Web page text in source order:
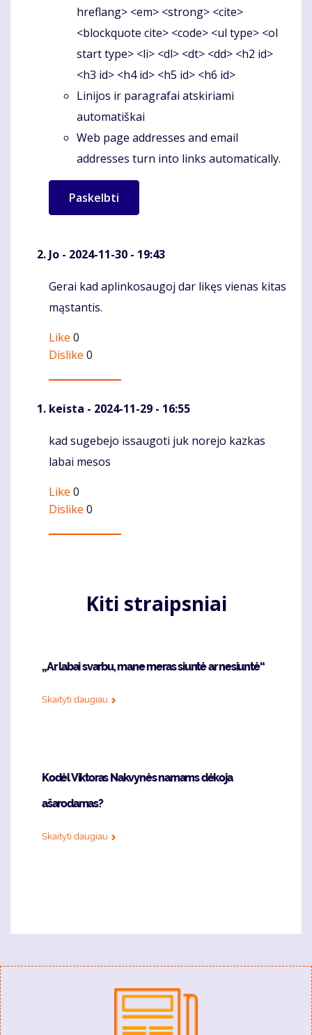
hreflang> <em> <strong> <cite>
<blockquote cite> <code> <ul type> <ol
start type> <li> <dl> <dt> <dd> <h2 id>
<h3 id> <h4 id> <h5 id> <h6 id>
Linijos ir paragrafai atskiriami
automatiškai
Web page addresses and email
addresses turn into links automatically.
Jo - 2024-11-30 - 19:43
Komentaras
Gerai kad aplinkosaugoj dar likęs vienas kitas
mąstantis.
Like 0
Dislike 0
keista - 2024-11-29 - 16:55
Komentaras
kad sugebejo issaugoti juk norejo kazkas
labai mesos
Like 0
Dislike 0
Kiti straipsniai
„Ar labai svarbu, mane meras siuntė ar nesiuntė“
Skaityti daugiau
Kodėl Viktoras Nakvynės namams dėkoja
ašarodamas?
Skaityti daugiau